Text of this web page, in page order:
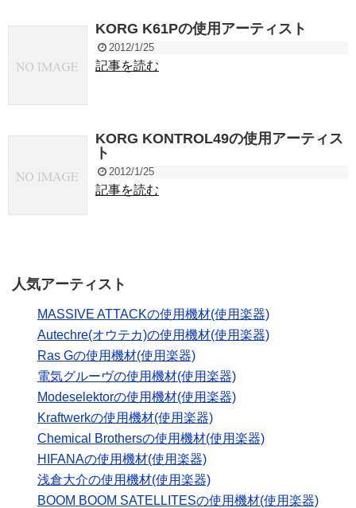
KORG K61Pの使用アーティスト
2012/1/25
記事を読む
KORG KONTROL49の使用アーティス
ト
2012/1/25
記事を読む
人気アーティスト
MASSIVE ATTACKの使用機材(使用楽器)
Autechre(オウテカ)の使用機材(使用楽器)
Ras Gの使用機材(使用楽器)
電気グルーヴの使用機材(使用楽器)
Modeselektorの使用機材(使用楽器)
Kraftwerkの使用機材(使用楽器)
Chemical Brothersの使用機材(使用楽器)
HIFANAの使用機材(使用楽器)
浅倉大介の使用機材(使用楽器)
BOOM BOOM SATELLITESの使用機材(使用楽器)